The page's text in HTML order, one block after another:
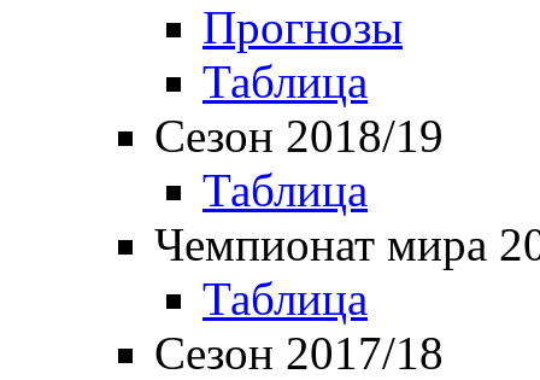
Прогнозы
Таблица
Сезон 2018/19
Таблица
Чемпионат мира
Таблица
Сезон 2017/18